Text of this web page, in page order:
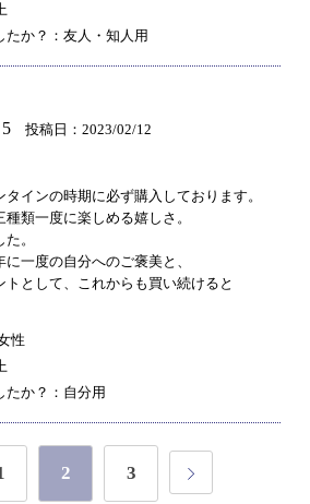
たか？：友人・知人用
5 投稿日：2023/02/12
インの時期に必ず購入しております。
類一度に楽しめる嬉しさ。
。
一度の自分へのご褒美と、
として、これからも買い続けると
性
たか？：自分用
2 3